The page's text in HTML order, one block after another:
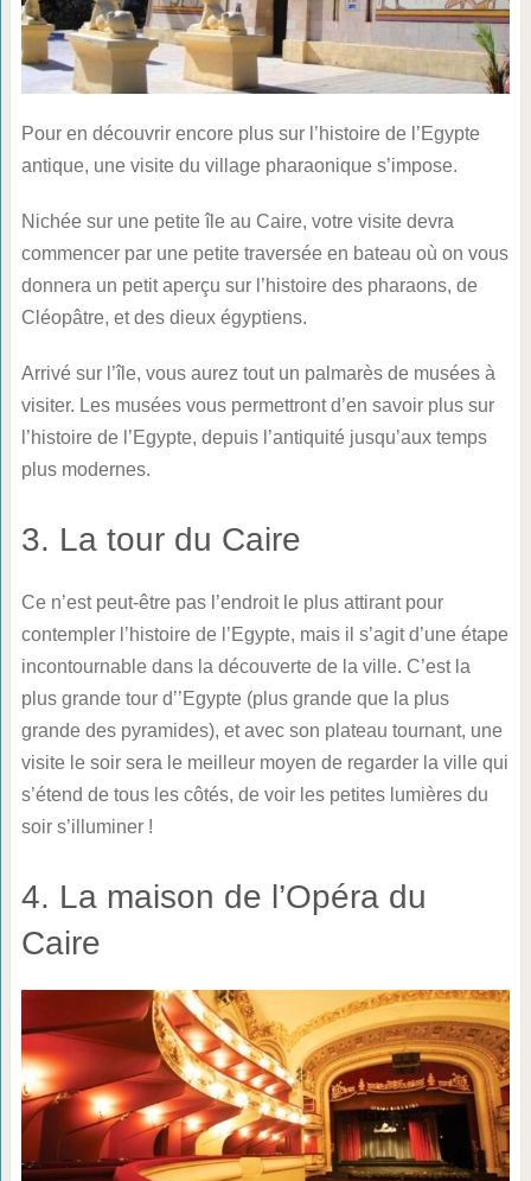
Pour en découvrir encore plus sur l’histoire de l’Egypte
antique, une visite du village pharaonique s’impose.
Nichée sur une petite île au Caire, votre visite devra
commencer par une petite traversée en bateau où on vous
donnera un petit aperçu sur l’histoire des pharaons, de
Cléopâtre, et des dieux égyptiens.
Arrivé sur l’île, vous aurez tout un palmarès de musées à
visiter. Les musées vous permettront d’en savoir plus sur
l’histoire de l’Egypte, depuis l’antiquité jusqu’aux temps
plus modernes.
3. La tour du Caire
Ce n’est peut-être pas l’endroit le plus attirant pour
contempler l’histoire de l’Egypte, mais il s’agit d’une étape
incontournable dans la découverte de la ville. C’est la
plus grande tour d’’Egypte (plus grande que la plus
grande des pyramides), et avec son plateau tournant, une
visite le soir sera le meilleur moyen de regarder la ville qui
s’étend de tous les côtés, de voir les petites lumières du
soir s’illuminer !
4. La maison de l’Opéra du
Caire